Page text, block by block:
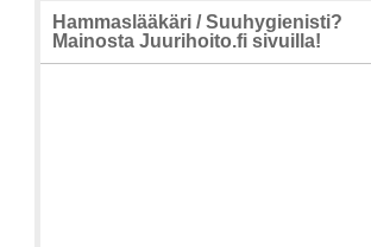
Hammaslääkäri / Suuhygienisti?
Mainosta Juurihoito.fi sivuilla!